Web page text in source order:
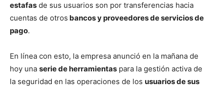
estafas de sus usuarios son por transferencias hacia
cuentas de otros bancos y proveedores de servicios de
pago.
En línea con esto, la empresa anunció en la mañana de
hoy una serie de herramientas para la gestión activa de
la seguridad en las operaciones de los usuarios de sus